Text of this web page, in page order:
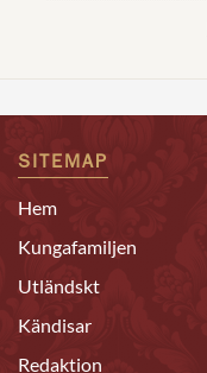
SITEMAP
Hem
Kungafamiljen
Utländskt
Kändisar
Redaktion